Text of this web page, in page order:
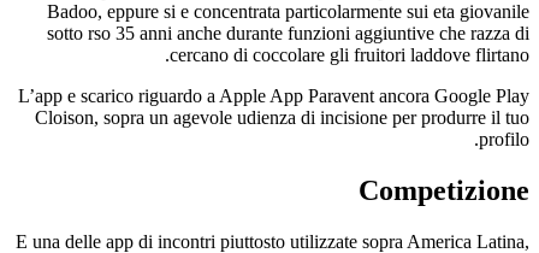
Badoo, eppure si e concentrata particolarmente sui eta giovanile
sotto rso 35 anni anche durante funzioni aggiuntive che razza di
cercano di coccolare gli fruitori laddove flirtano.
L’app e scarico riguardo a Apple App Paravent ancora Google Play
Cloison, sopra un agevole udienza di incisione per produrre il tuo
profilo.
Competizione
E una delle app di incontri piuttosto utilizzate sopra America Latina,